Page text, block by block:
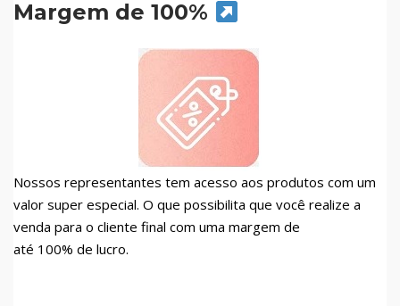
Margem de 100%
Nossos representantes tem acesso aos produtos com um
valor super especial. O que possibilita que você realize a
venda para o cliente final com uma margem de
até 100% de lucro.